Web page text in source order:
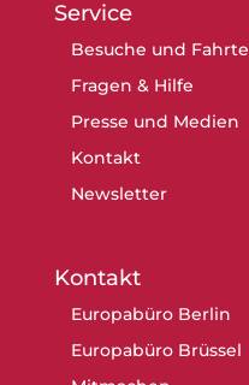
Service
Besuche und
Fragen & Hilfe
Presse und Medien
Kontakt
Newsletter
Kontakt
Europabüro Berlin
Europabüro Brüssel